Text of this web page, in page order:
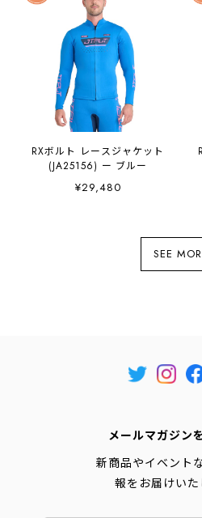
RXボルト レースジャケット
(JA25156) ー ブルー
¥29,480
SEE
メールマガジン
新商品やイベント
報をお届けいた